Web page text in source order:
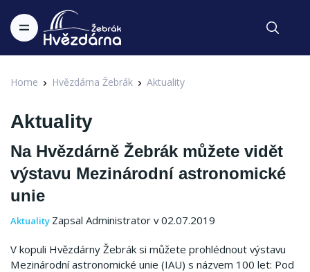
Home Hvězdárna Žebrák Aktuality
Aktuality
Na Hvězdárně Žebrák můžete vidět
výstavu Mezinárodní astronomické
unie
Aktuality Zapsal Administrator v 02.07.2019
V kopuli Hvězdárny Žebrák si můžete prohlédnout výstavu
Mezinárodní astronomické unie (IAU) s názvem 100 let: Pod